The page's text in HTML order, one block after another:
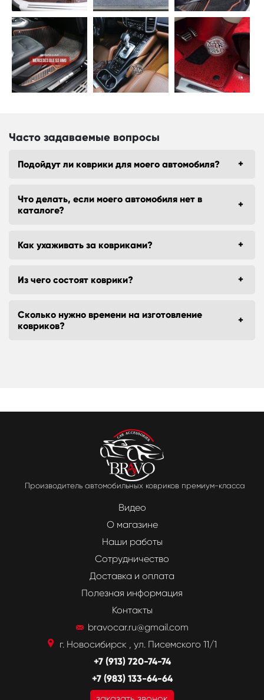
Часто задаваемые вопросы
Подойдут ли коврики для моего автомобиля?
Что делать, если моего автомобиля нет в
каталоге?
Как ухаживать за ковриками?
Из чего состоят коврики?
Сколько нужно времени на изготовление
ковриков?
Производитель автомобильных ковриков премиум-класса
Видео
О магазине
Наши работы
Сотрудничество
Доставка и оплата
Полезная информация
Контакты
bravocar.ru@gmail.com
г. Новосибирск , ул. Писемского 11/1
+7 (913) 720-74-74
+7 (983) 133-64-64